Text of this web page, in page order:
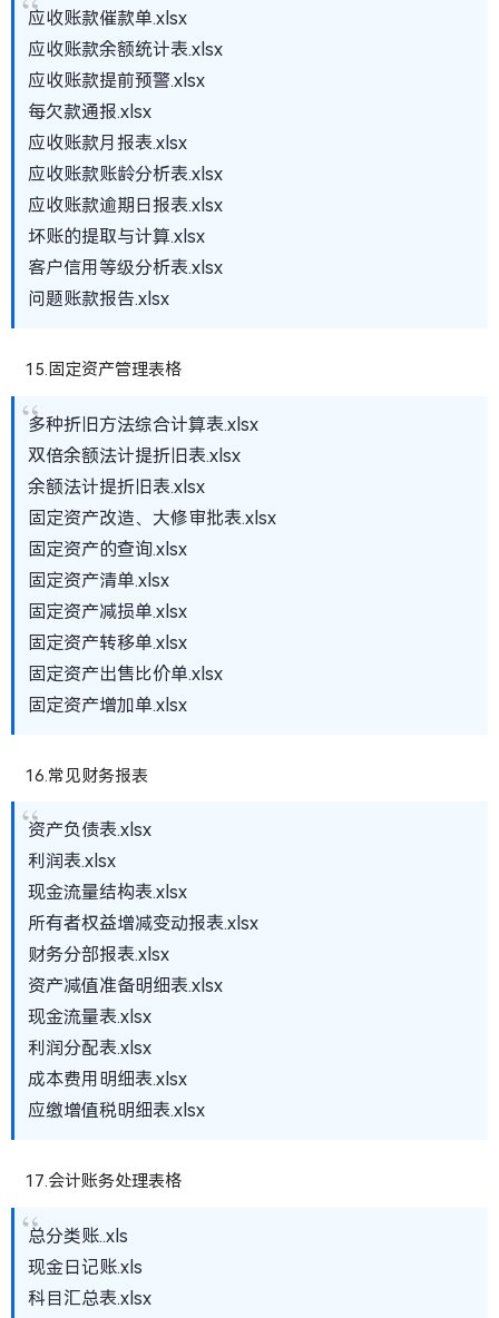
应收账款催款单.xlsx
应收账款余额统计表.xlsx
应收账款提前预警.xlsx
每欠款通报.xlsx
应收账款月报表.xlsx
应收账款账龄分析表.xlsx
应收账款逾期日报表.xlsx
坏账的提取与计算.xlsx
客户信用等级分析表.xlsx
问题账款报告.xlsx
15.固定资产管理表格
多种折旧方法综合计算表.xlsx
双倍余额法计提折旧表.xlsx
余额法计提折旧表.xlsx
固定资产改造、大修审批表.xlsx
固定资产的查询.xlsx
固定资产清单.xlsx
固定资产减损单.xlsx
固定资产转移单.xlsx
固定资产出售比价单.xlsx
固定资产增加单.xlsx
16.常见财务报表
资产负债表.xlsx
利润表.xlsx
现金流量结构表.xlsx
所有者权益增减变动报表.xlsx
财务分部报表.xlsx
资产减值准备明细表.xlsx
现金流量表.xlsx
利润分配表.xlsx
成本费用明细表.xlsx
应缴增值税明细表.xlsx
17.会计账务处理表格
总分类账..xls
现金日记账.xls
科目汇总表.xlsx